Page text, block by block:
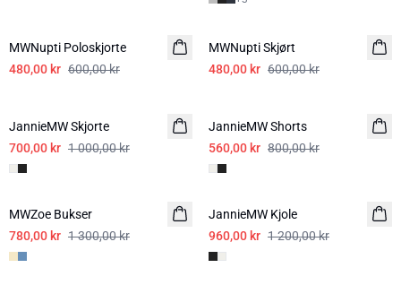
MWNupti Poloskjorte
480,00 kr 600,00 kr
MWNupti Skjørt
480,00 kr 600,00 kr
LIN
JannieMW Skjorte
700,00 kr 1 000,00 kr
LIN
JannieMW Shorts
560,00 kr 800,00 kr
-40%
MWZoe Bukser
780,00 kr 1 300,00 kr
-20%
JannieMW Kjole
960,00 kr 1 200,00 kr
-30% -30%